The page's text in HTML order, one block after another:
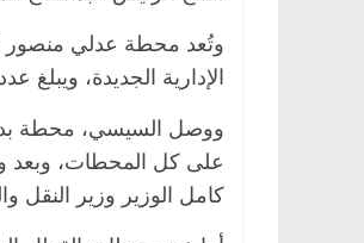
وتُعد محطة عدلي منصور
الإدارية الجديدة، ويبلغ عدد
ووصل السيسي، محطة بدر،
على كل المحطات،
كامل الوزير وزير النقل